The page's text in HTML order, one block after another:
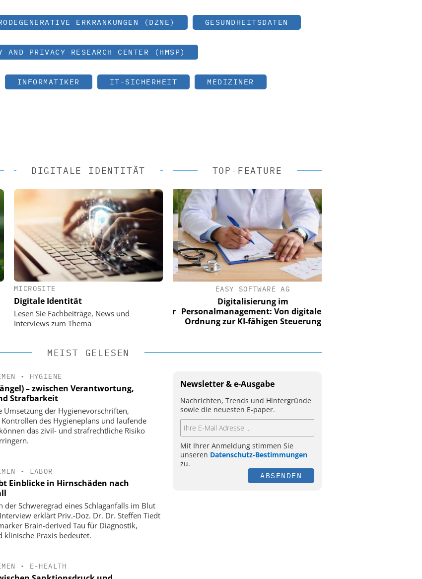
ERKRANKUNGEN (DZNE) GESUNDHEITSDATEN
AND PRIVACY RESEARCH CENTER (HMSP)
INFORMATIKER IT-SICHERHEIT MEDIZINER
DIGITALE IDENTITÄT
MICROSITE
Digitale Identität
Lesen Sie Fachbeiträge, News und
Interviews zum Thema
TOP-FEATURE
Digitalisierung im
Personalmanagement: Von digitaler
Ordnung zur KI-fähigen Steuerung
EASY SOFTWARE AG
Digitalisierung im
Personalmanagement: Von digitaler
Ordnung zur KI-fähigen Steuerung
MEIST GELESEN
• HYGIENE
– zwischen Verantwortung,
Strafbarkeit
Umsetzung der Hygienevorschriften,
des Hygieneplans und laufende
das zivil- und strafrechtliche Risiko
• LABOR
Einblicke in Hirnschäden nach
der Schweregrad eines Schlaganfalls im Blut
erklärt Priv.-Doz. Dr. Dr. Steffen Tiedt
Brain-derived Tau für Diagnostik,
klinische Praxis bedeutet.
• E-HEALTH
Newsletter & e-Ausgabe
Nachrichten, Trends und Hintergründe
sowie die neuesten E-paper.
Mit Ihrer Anmeldung stimmen Sie
unseren Datenschutz-Bestimmungen
zu.
ABSENDEN